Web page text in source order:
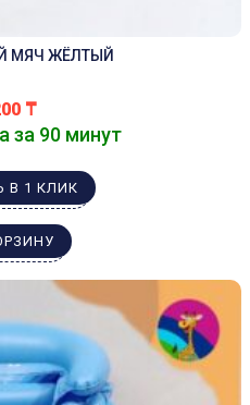
МЯЧ ЖЁЛТЫЙ
₸
за 90 минут
В 1 КЛИК